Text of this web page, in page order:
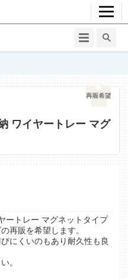
ワイヤートレー マグ
ートレー マグネットタイプ
再販を希望します。
にくいのもあり耐久性も良
。